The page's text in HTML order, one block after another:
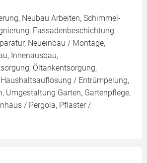
Neubau Arbeiten, Schimmel-
Fassadenbeschichtung,
Neueinbau / Montage,
Innenausbau,
Öltankentsorgung,
/ Entrümpelung,
Umgestaltung Garten, Gartenpflege,
/ Pergola, Pflaster /